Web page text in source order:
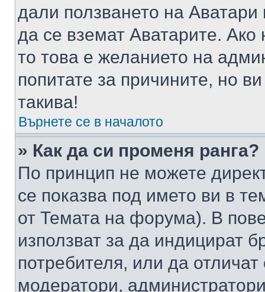
дали ползването на
да се вземат Аватарите.
то това е желанието на
попитате за причините, но
такива!
Върнете се в началото
» Как да си променя ранга?
По принцип не можете
се показва под името ви в
от Темата на форума). В
използват за да индицират
потребителя, или да
модератори,